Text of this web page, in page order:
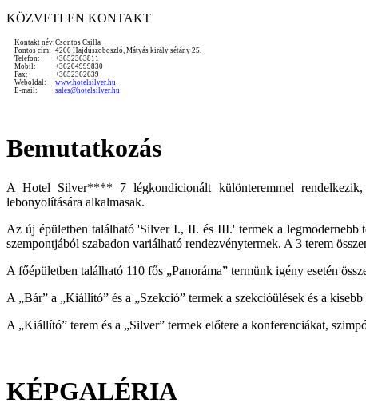
KÖZVETLEN KONTAKT
Kontakt név:Csontos Csilla
Pontos cím: 4200 Hajdúszoboszló, Mátyás király sétány 25.
Telefon:
+3652363811
Mobil:
+36204999830
Fax:
+3652362639
Weboldal:
www.hotelsilver.hu
E-mail:
sales@hotelsilver.hu
Bemutatkozás
A Hotel Silver**** 7 légkondicionált különteremmel rendelkezik,
lebonyolítására alkalmasak.
Az új épületben található 'Silver I., II. és III.' termek a legmodernebb
szempontjából szabadon variálható rendezvénytermek. A 3 terem
A főépületben található 110 fős „Panoráma” termünk igény esetén
A „Bár” a „Kiállító” és a „Szekció” termek a szekcióülések és a
A „Kiállító” terem és a „Silver” termek előtere a konferenciákat,
KÉPGALÉRIA